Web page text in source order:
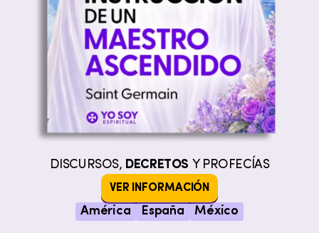
DISCURSOS, DECRETOS Y PROFECÍAS
VER INFORMACIÓN
América España México